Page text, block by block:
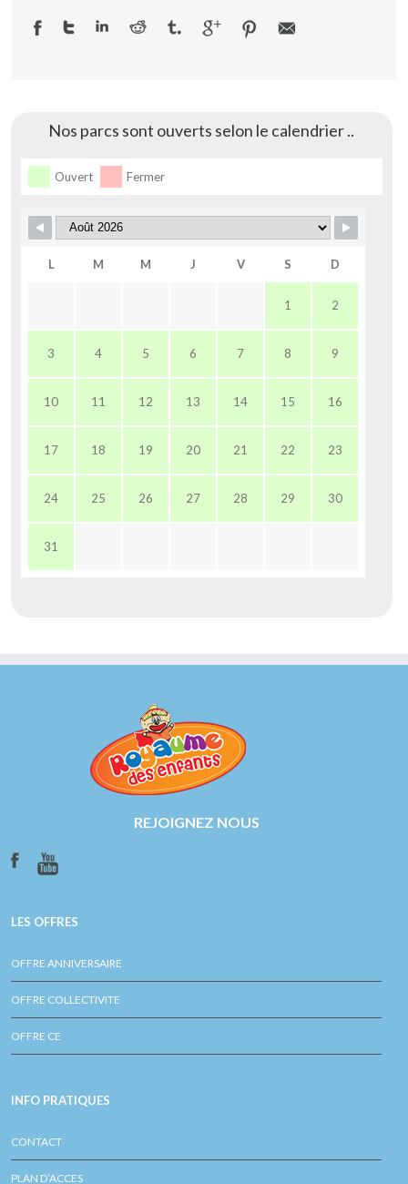
Nos parcs sont ouverts selon le calendrier ..
Ouvert Fermer
L M M J V S D
1 2
3 4 5 6 7 8 9
10 11 12 13 14 15 16
17 18 19 20 21 22 23
24 25 26 27 28 29 30
31
REJOIGNEZ NOUS
LES OFFRES
OFFRE ANNIVERSAIRE
OFFRE COLLECTIVITE
OFFRE CE
INFO PRATIQUES
CONTACT
PLAN D’ACCES